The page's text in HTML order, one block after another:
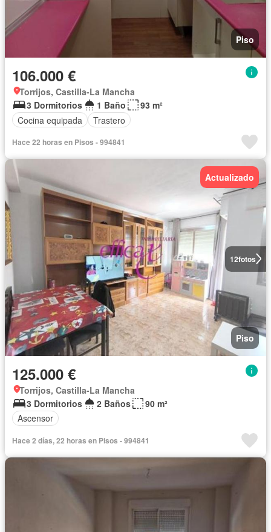
Piso
106.000 €
Torrijos, Castilla-La Mancha
3 Dormitorios
1 Baño
93 m²
Cocina equipada
Trastero
Hace 22 horas en Pisos - 994841
12fotos
Actualizado
Piso
125.000 €
Torrijos, Castilla-La Mancha
3 Dormitorios
2 Baños
90 m²
Ascensor
Hace 2 días, 22 horas en Pisos - 994841